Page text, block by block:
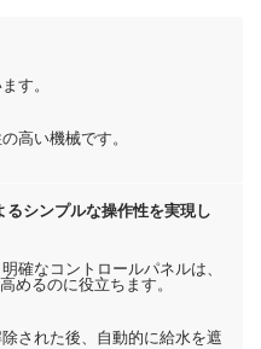
す。
高い機械です。
シンプルな操作性を実現し
確なコントロールパネルは、
めるのに役立ちます。
された後、自動的に給水を遮